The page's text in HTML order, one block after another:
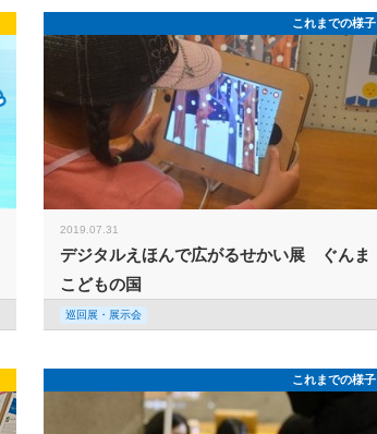
これまでの様子
2019.07.31
デジタルえほんで広がるせかい展 ぐんま
こどもの国
巡回展・展示会
これまでの様子